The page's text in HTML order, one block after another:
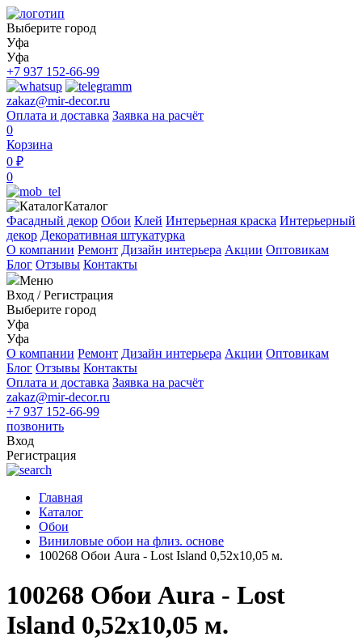
Выберите город
Уфа
Уфа
+7 937 152-66-99
zakaz@mir-decor.ru
Оплата и доставка Заявка на расчёт
0
Корзина
0 ₽
0
Каталог
Фасадный декор Обои Клей Интерьерная краска Интерьерный
декор Декоративная штукатурка
О компании Ремонт Дизайн интерьера Акции Оптовикам
Блог Отзывы Контакты
Меню
Вход /Регистрация
Выберите город
Уфа
Уфа
О компании Ремонт Дизайн интерьера Акции Оптовикам
Блог Отзывы Контакты
Оплата и доставка Заявка на расчёт
zakaz@mir-decor.ru
+7 937 152-66-99
позвонить
Вход
Регистрация
Главная
Каталог
Обои
Виниловые обои на флиз. основе
100268 Обои Aura - Lost Island 0,52х10,05 м.
100268 Обои Aura - Lost
Island 0,52х10,05 м.